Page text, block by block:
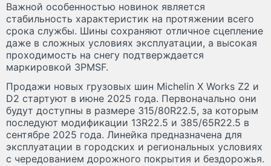
Важной особенностью новинок является
стабильность характеристик на протяжении всего
срока службы. Шины сохраняют отличное сцепление
даже в сложных условиях эксплуатации, а высокая
проходимость на снегу подтверждается
маркировкой 3PMSF.
Продажи новых грузовых шин Michelin X Works Z2 и
D2 стартуют в июне 2025 года. Первоначально они
будут доступны в размере 315/80R22.5, за которым
последуют модификации 13R22.5 и 385/65R22.5 в
сентябре 2025 года. Линейка предназначена для
эксплуатации в городских и региональных условиях
с чередованием дорожного покрытия и бездорожья.